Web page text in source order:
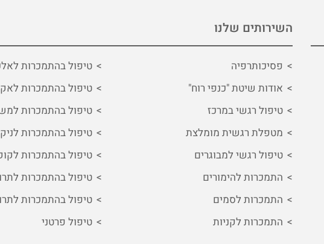
השירותים שלנו
פסיכותרפיה
אודות שיטת "כנפי רוח"
טיפול רגשי במרכז
מטפלת רגשית מומלצת
טיפול רגשי למבוגרים
התמכרות להימורים
התמכרות לסמים
התמכרות לקניות
טיפול בהתמכרות
טיפול בהתמכרות
טיפול בהתמכרות
טיפול בהתמכרות
טיפול בהתמכרות
טיפול בהתמכרות
טיפול בהתמכרות
טיפול פרטני